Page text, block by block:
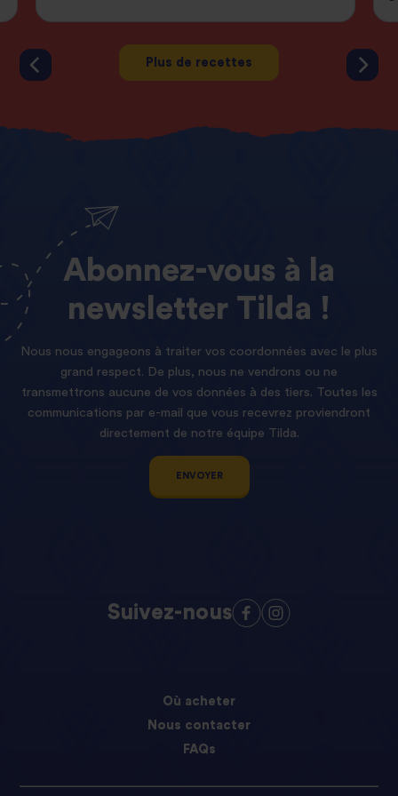
Plus de recettes
Abonnez-vous à
la
newsletter Tilda !
Nous nous engageons à traiter vos coordonnées avec le plus
grand respect. De plus, nous ne vendrons ou ne
transmettrons aucune de vos données à des tiers. Toutes les
communications par e-mail que vous recevrez proviendront
directement de notre équipe Tilda.
ENVOYER
Suivez-nous
Où acheter
Nous contacter
FAQs